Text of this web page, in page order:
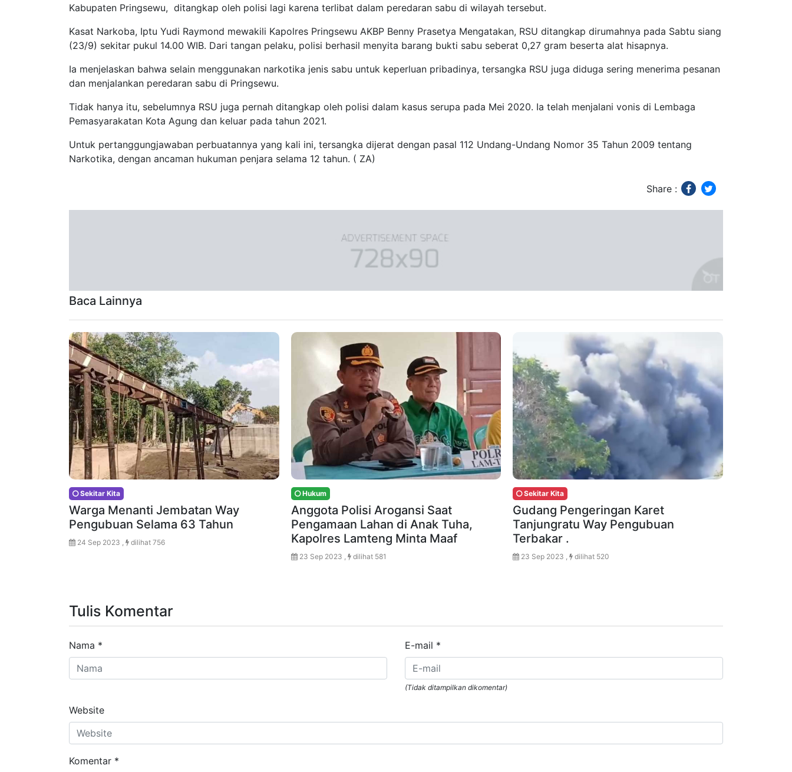
Kabupaten Pringsewu, ditangkap oleh polisi lagi karena terlibat dalam peredaran sabu di wilayah tersebut.
Kasat Narkoba, Iptu Yudi Raymond mewakili Kapolres Pringsewu AKBP Benny Prasetya Mengatakan, RSU ditangkap dirumahnya pada Sabtu siang
(23/9) sekitar pukul 14.00 WIB. Dari tangan pelaku, polisi berhasil menyita barang bukti sabu seberat 0,27 gram beserta alat hisapnya.
Ia menjelaskan bahwa selain menggunakan narkotika jenis sabu untuk keperluan pribadinya, tersangka RSU juga diduga sering menerima pesanan
dan menjalankan peredaran sabu di Pringsewu.
Tidak hanya itu, sebelumnya RSU juga pernah ditangkap oleh polisi dalam kasus serupa pada Mei 2020. Ia telah menjalani vonis di Lembaga
Pemasyarakatan Kota Agung dan keluar pada tahun 2021.
Untuk pertanggungjawaban perbuatannya yang kali ini, tersangka dijerat dengan pasal 112 Undang-Undang Nomor 35 Tahun 2009 tentang
Narkotika, dengan ancaman hukuman penjara selama 12 tahun. ( ZA)
Share :
Baca Lainnya
Sekitar Kita
Warga Menanti Jembatan Way
Pengubuan Selama 63 Tahun
24 Sep 2023 , dilihat 756
Hukum
Anggota Polisi Arogansi Saat
Pengamaan Lahan di Anak Tuha,
Kapolres Lamteng Minta Maaf
23 Sep 2023 , dilihat 581
Sekitar Kita
Gudang Pengeringan Karet
Tanjungratu Way Pengubuan
Terbakar .
23 Sep 2023 , dilihat 520
Tulis Komentar
Nama * E-mail *
(Tidak ditampilkan dikomentar)
Website
Komentar *